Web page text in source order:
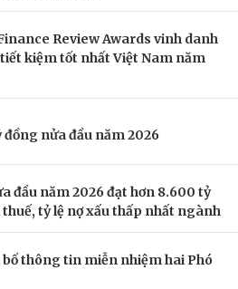
Review Awards vinh danh
kiệm tốt nhất Việt Nam năm
đồng nửa đầu năm 2026
đầu năm 2026 đạt hơn 8.600 tỷ
tỷ lệ nợ xấu thấp nhất ngành
bố thông tin miễn nhiệm hai Phó